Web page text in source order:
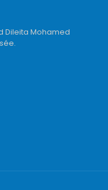
Dileita Mohamed